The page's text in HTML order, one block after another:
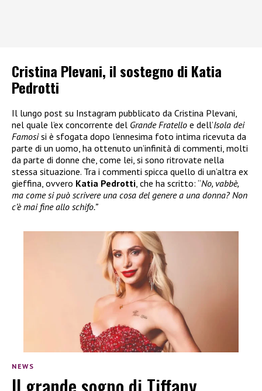
Cristina Plevani, il sostegno di Katia
Pedrotti
Il lungo post su Instagram pubblicato da Cristina Plevani,
nel quale l’ex concorrente del Grande Fratello e dell’Isola dei
Famosisi è sfogata dopo l’ennesima foto intima ricevuta da
parte di un uomo, ha ottenuto un’infinità di commenti, molti
da parte di donne che, come lei, si sono ritrovate nella
stessa situazione. Tra i commenti spicca quello di un’altra ex
gieffina, ovvero Katia Pedrotti, che ha scritto: “No, vabbè,
ma come si può scrivere una cosa del genere a una donna? Non
c’è mai fine allo schifo.”
NEWS